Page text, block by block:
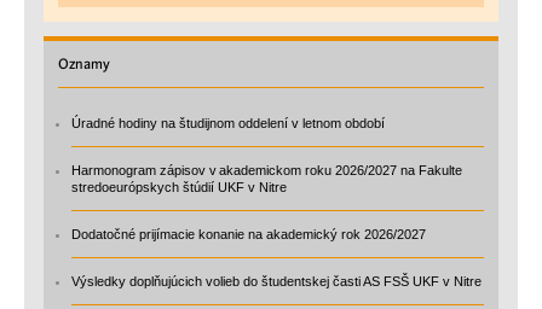
Oznamy
Úradné hodiny na študijnom oddelení v letnom období
Harmonogram zápisov v akademickom roku 2026/2027 na Fakulte
stredoeurópskych štúdií UKF v Nitre
Dodatočné prijímacie konanie na akademický rok 2026/2027
Výsledky doplňujúcich volieb do študentskej časti AS FSŠ UKF v Nitre